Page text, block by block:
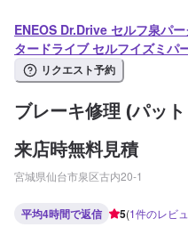
ENEOS Dr.Drive セルフ泉パ
タードライブ セルフイズミパ
リクエスト予約
ブレーキ修理 (パッ
来店時無料見積
宮城県仙台市泉区古内20-1
平均4時間で返信 5(1件のレビ